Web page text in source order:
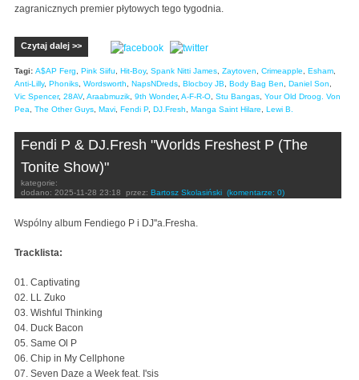
zagranicznych premier płytowych tego tygodnia.
Czytaj dalej >>
Tagi: A$AP Ferg Pink Siifu Hit-Boy, Spank Nitti James Zaytoven Crimeapple Esham
Anti-Lilly, Phoniks Wordsworth NapsNDreds Blocboy JB Body Bag Ben Daniel Son
Vic Spencer, 28AV, Araabmuzik 9th Wonder, A-F-R-O Stu Bangas Your Old Droog. Von
Pea
The Other Guys Mavi Fendi P, DJ.Fresh Manga Saint Hilare Lewi B.
Fendi P & DJ.Fresh "Worlds Freshest P (The
Tonite Show)"
kategorie:
dodano: 2025-11-28 23:18 przez: Bartosz Skolasiński (komentarze: 0)
Wspólny album Fendiego P i DJ''a.Fresha.
Tracklista:
01. Captivating
02. LL Zuko
03. Wishful Thinking
04. Duck Bacon
05. Same Ol P
06. Chip in My Cellphone
07. Seven Daze a Week feat. I'sis